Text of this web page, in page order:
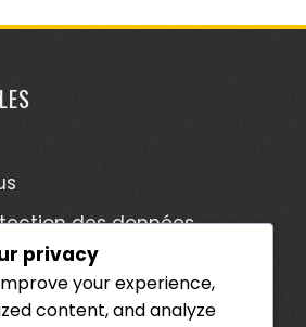
des données
privacy
your experience,
content, and analyze